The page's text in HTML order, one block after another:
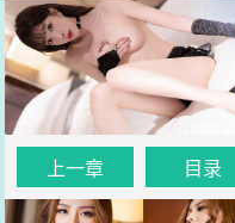
上一章 目录